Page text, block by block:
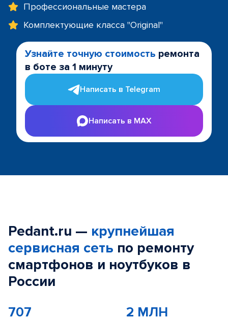
Профессиональные мастера
Комплектующие класса "Original"
Узнайте точную стоимость ремонта
в боте за 1 минуту
Написать в Telegram
Написать в MAX
Pedant.ru — крупнейшая
сервисная сеть по ремонту
смартфонов и ноутбуков в
России
707 2 МЛН